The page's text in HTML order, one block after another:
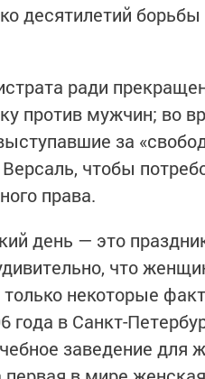
десятилетий
ради
против мужчин; во
за
чтобы
права.
день — это
что
только некоторые
года в Санкт-
заведение для